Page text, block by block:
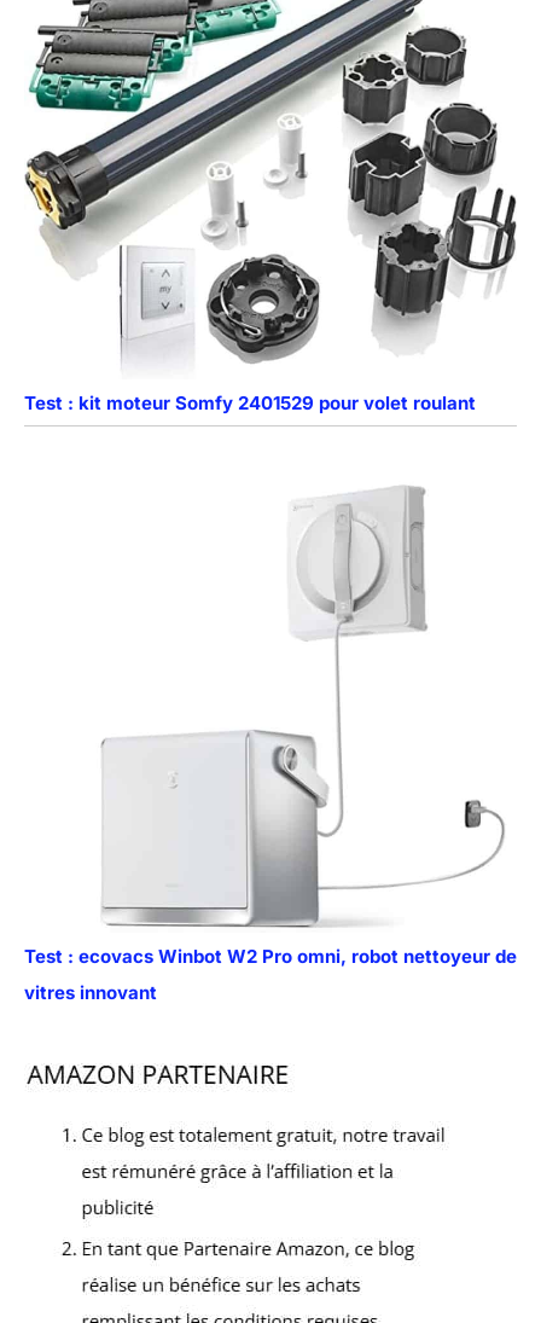
Test : kit moteur Somfy 2401529 pour volet roulant
Test : ecovacs Winbot W2 Pro omni, robot nettoyeur de
vitres innovant